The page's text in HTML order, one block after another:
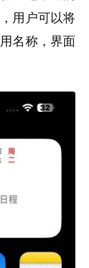
用户可以将
名称，界面